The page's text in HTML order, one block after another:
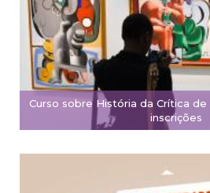
Curso sobre História da Crítica
inscrições